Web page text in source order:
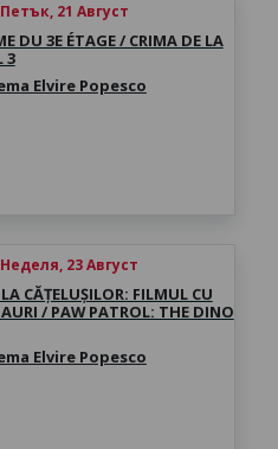
21 Август
DU 3E ÉTAGE / CRIMA DE LA
3
Elvire Popesco
23 Август
CĂȚELUȘILOR: FILMUL CU
/ PAW PATROL: THE DINO
Elvire Popesco